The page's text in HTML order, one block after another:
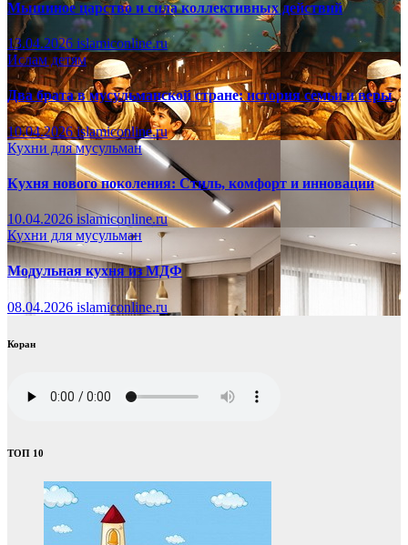
Мышиное царство и сила коллективных действий
13.04.2026 islamiconline.ru
Ислам детям
Два брата в мусульманской стране: история семьи и веры
10.04.2026islamiconline.ru
Кухни для мусульман
Кухня нового поколения: Стиль, комфорт и инновации
10.04.2026 islamiconline.ru
Кухни для мусульман
Модульная кухня из МДФ
08.04.2026 islamiconline.ru
Коран
ТОП 10